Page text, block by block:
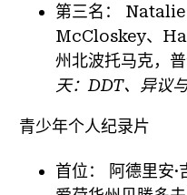
第三名：
McCloskey、
州北波托马克，
天：DDT、异议
青少年个人纪录片
首位：
阿德里安